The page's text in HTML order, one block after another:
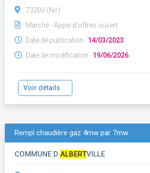
73200 (Nc)
Marché - Appel d'offres ouvert
Date de publication : 14/03/2023
Date de modification : 19/06/2026
Voir détails
Rempl chaudière gaz 4mw par 7mw
COMMUNE D ALBERTVILLE